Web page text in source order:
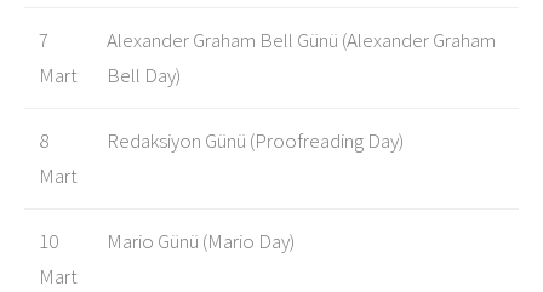
7
Mart
Alexander Graham Bell Günü (Alexander Graham
Bell Day)
8
Mart
Redaksiyon Günü (Proofreading Day)
10
Mart
Mario Günü (Mario Day)